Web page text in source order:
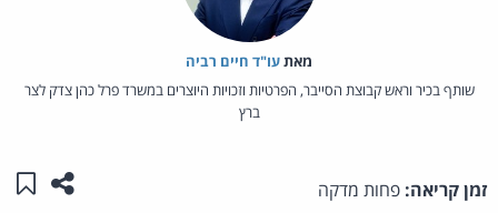
מאת‏עו"ד חיים רביה
שותף בכיר וראש קבוצת הסייבר, הפרטיות וזכויות היוצרים במשרד פרל כהן צדק לצר
ברץ
זמן קריאה: פחות מדקה שתפו